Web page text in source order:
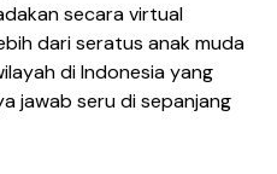
secara virtual
dari seratus anak muda
di Indonesia yang
jawab seru di sepanjang